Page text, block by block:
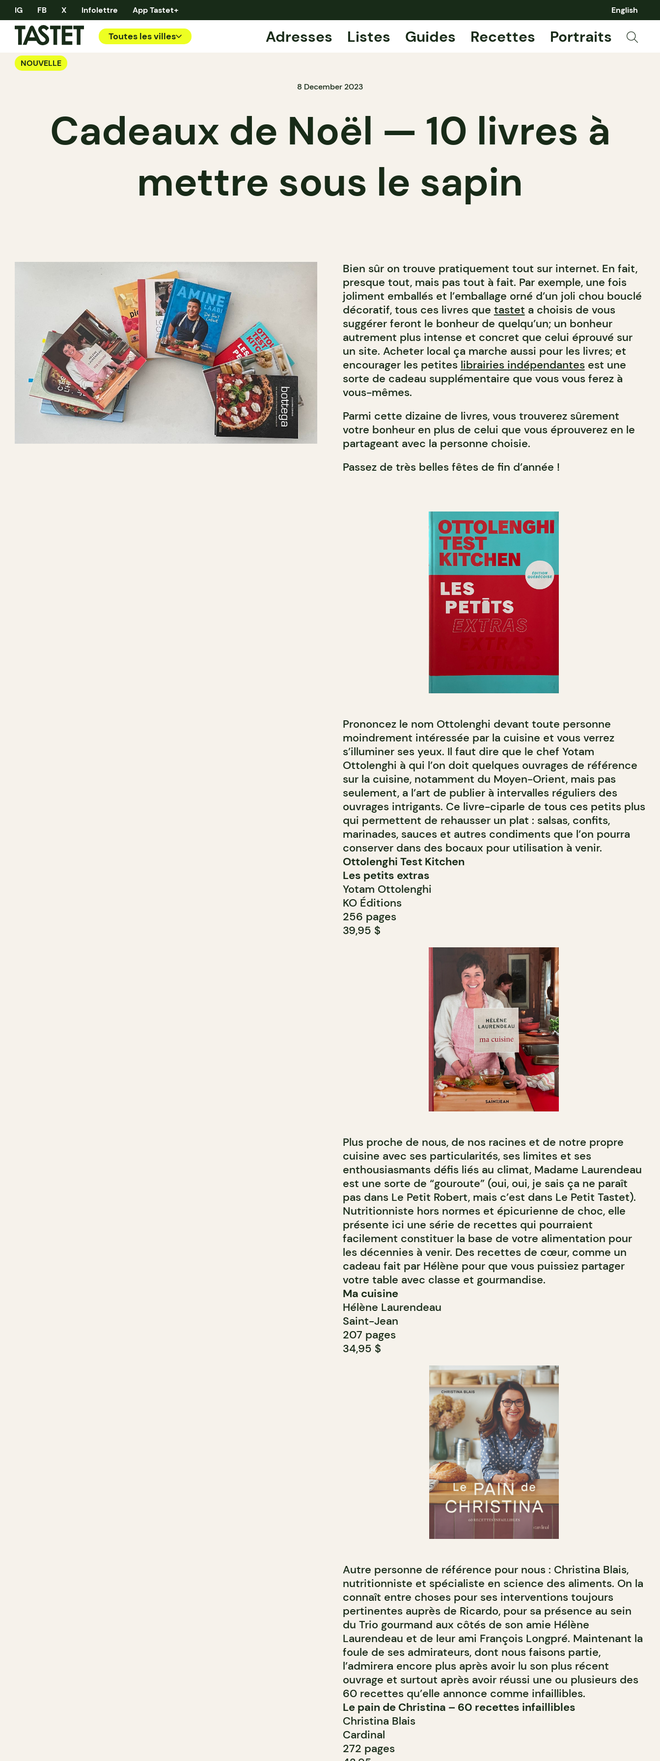
IG FB X Infolettre App Tastet+ English
Toutes les villes Adresses Listes Guides Recettes Portraits
NOUVELLE
8 December 2023
Cadeaux de Noël — 10 livres à
mettre sous le sapin
Bien sûr on trouve pratiquement tout sur internet. En fait,
presque tout, mais pas tout à fait. Par exemple, une fois
joliment emballés et l’emballage orné d’un joli chou bouclé
décoratif, tous ces livres que tastet a choisis de vous
suggérer feront le bonheur de quelqu’un; un bonheur
autrement plus intense et concret que celui éprouvé sur
un site. Acheter local ça marche aussi pour les livres; et
encourager les petites librairies indépendantesest une
sorte de cadeau supplémentaire que vous vous ferez à
vous-mêmes.
Parmi cette dizaine de livres, vous trouverez sûrement
votre bonheur en plus de celui que vous éprouverez en le
partageant avec la personne choisie.
Passez de très belles fêtes de fin d’année !
Prononcez le nom Ottolenghi devant toute personne
moindrement intéressée par la cuisine et vous verrez
s’illuminer ses yeux. Il faut dire que le chef Yotam
Ottolenghi à qui l’on doit quelques ouvrages de référence
sur la cuisine, notamment du Moyen-Orient, mais pas
seulement, a l’art de publier à intervalles réguliers des
ouvrages intrigants. Ce livre-ciparle de tous ces petits plus
qui permettent de rehausser un plat : salsas, confits,
marinades, sauces et autres condiments que l’on pourra
conserver dans des bocaux pour utilisation à venir.
Ottolenghi Test Kitchen
Les petits extras
Yotam Ottolenghi
KO Éditions
256 pages
39,95 $
Plus proche de nous, de nos racines et de notre propre
cuisine avec ses particularités, ses limites et ses
enthousiasmants défis liés au climat, Madame Laurendeau
est une sorte de “gouroute” (oui, oui, je sais ça ne paraît
pas dans Le Petit Robert, mais c’est dans Le Petit Tastet).
Nutritionniste hors normes et épicurienne de choc, elle
présente ici une série de recettes qui pourraient
facilement constituer la base de votre alimentation pour
les décennies à venir. Des recettes de cœur, comme un
cadeau fait par Hélène pour que vous puissiez partager
votre table avec classe et gourmandise.
Ma cuisine
Hélène Laurendeau
Saint-Jean
207 pages
34,95 $
Autre personne de référence pour nous : Christina Blais,
nutritionniste et spécialiste en science des aliments. On la
connaît entre choses pour ses interventions toujours
pertinentes auprès de Ricardo, pour sa présence au sein
du Trio gourmand aux côtés de son amie Hélène
Laurendeau et de leur ami François Longpré. Maintenant la
foule de ses admirateurs, dont nous faisons partie,
l’admirera encore plus après avoir lu son plus récent
ouvrage et surtout après avoir réussi une ou plusieurs des
60 recettes qu’elle annonce comme infaillibles.
Le pain de Christina – 60 recettes infaillibles
Christina Blais
Cardinal
272 pages